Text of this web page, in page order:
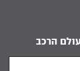
הרכב